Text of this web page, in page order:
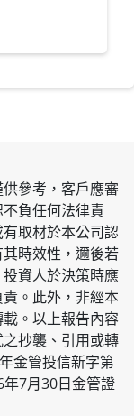
參考，客⼾應審
負任何法律責
取材於本公司認
時效性，邇後若
資⼈於決策時應
。此外，非經本
。以上報告內容
抄襲、引⽤或轉
⾦管投信新字第
7⽉30⽇⾦管證